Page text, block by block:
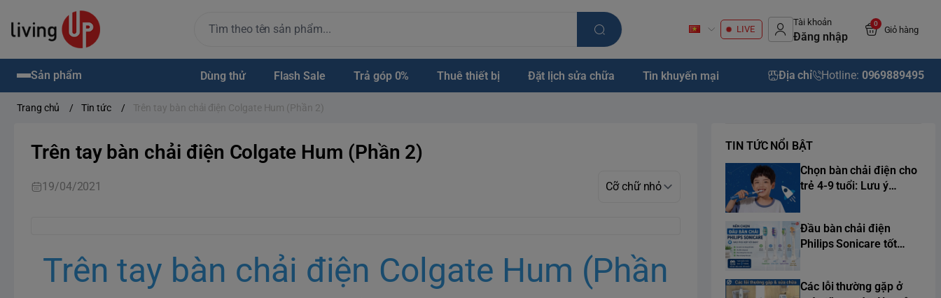
LIVE
Tài khoản
Đăng nhập
0
Giỏ hàng
Sản phẩm Dùng thử Flash Sale Trả góp 0% Thuê thiết bị Đặt lịch sửa chữa Tin khuyến mại Địa chỉ Hotline: 0969889495
Trang chủ / Tin tức / Trên tay bàn chải điện Colgate Hum (Phần 2)
Trên tay bàn chải điện Colgate Hum (Phần 2)
19/04/2021
Trên tay bàn chải điện Colgate Hum (Phần
TIN TỨC NỔI BẬT
Chọn bàn chải điện cho
trẻ 4-9 tuổi: Lưu ý
Đầu bàn chải điện
Philips Sonicare tốt
Các lỗi thường gặp ở